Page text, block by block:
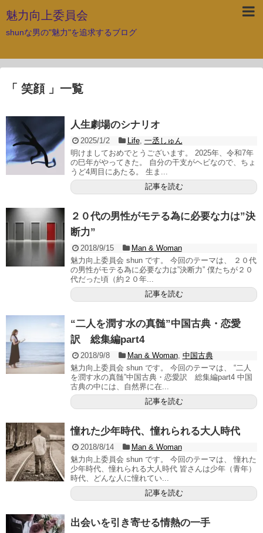
魅力向上委員会
shunな男の"魅力"を追求するブログ
「 笑顔 」一覧
人生劇場のシナリオ
2025/1/2 Life, 一丞しゅん
明けましておめでとうございます。 2025年、令和7年
の巳年がやってきた。 自分の干支がヘビなので、ちょ
うど4周目にあたる。 生ま...
記事を読む
２０代の男性がモテる為に必要な力は”決
断力”
2018/9/15
Man & Woman
魅力向上委員会 shun です。 今回のテーマは、 ２０代
の男性がモテる為に必要な力は”決断力” 僕たちが２０
代だった頃（約２０年...
記事を読む
“二人を潤す水の真髄”中国古典・恋愛
訳 総集編part4
2018/9/8 Man & Woman, 中国古典
魅力向上委員会 shun です。 今回のテーマは、 “二人
を潤す水の真髄”中国古典・恋愛訳 総集編part4 中国
古典の中には、自然界に在...
記事を読む
憧れた少年時代、憧れられる大人時代
2018/8/14
Man & Woman
魅力向上委員会 shun です。 今回のテーマは、 憧れた
少年時代、憧れられる大人時代 皆さんは少年（青年）
時代、どんな人に憧れてい...
記事を読む
出会いを引き寄せる情熱の一手